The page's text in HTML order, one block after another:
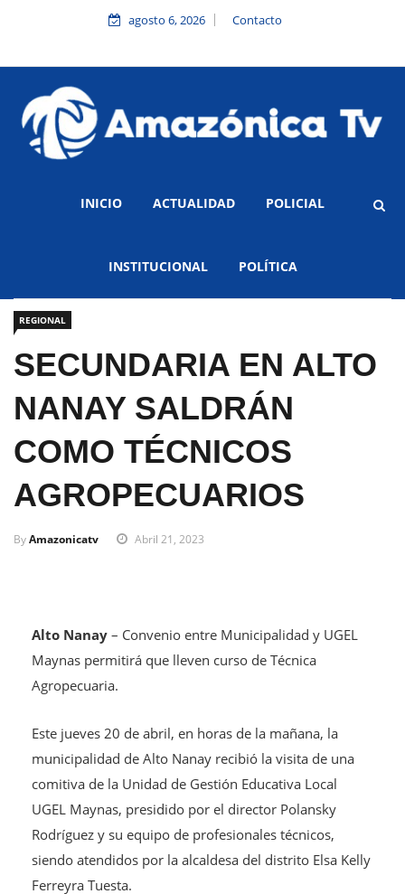
agosto 6, 2026 Contacto
INICIO ACTUALIDAD POLICIAL
INSTITUCIONAL POLÍTICA
REGIONAL
SECUNDARIA EN ALTO
NANAY SALDRÁN
COMO TÉCNICOS
AGROPECUARIOS
ByAmazonicatv Abril 21, 2023
Alto Nanay – Convenio entre Municipalidad y UGEL
Maynas permitirá que lleven curso de Técnica
Agropecuaria.
Este jueves 20 de abril, en horas de la mañana, la
municipalidad de Alto Nanay recibió la visita de una
comitiva de la Unidad de Gestión Educativa Local
UGEL Maynas, presidido por el director Polansky
Rodríguez y su equipo de profesionales técnicos,
siendo atendidos por la alcaldesa del distrito Elsa Kelly
Ferreyra Tuesta.